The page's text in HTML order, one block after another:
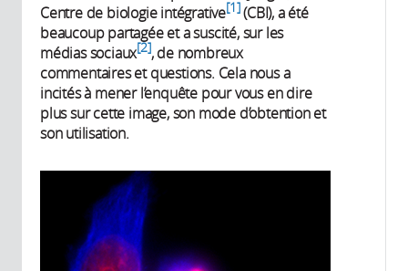
Centre de biologie intégrative 1 (CBI), a été
beaucoup partagée et a suscité, sur les
médias sociaux 2 , de nombreux
commentaires et questions. Cela nous a
incités à mener l’enquête pour vous en dire
plus sur cette image, son mode d’obtention et
son utilisation.